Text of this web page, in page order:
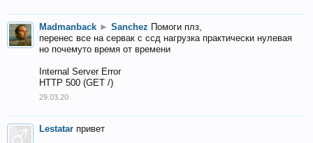
Madmanback ► Sanchez Помоги плз,
перенес все на сервак с ссд нагрузка практически нулевая
но почемуто время от времени
Internal Server Error
HTTP 500 (GET /)
29.03.20
Lestatar привет